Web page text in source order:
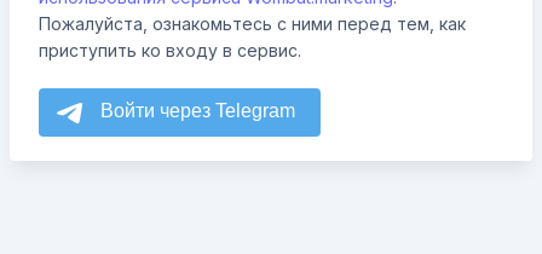
Пожалуйста, ознакомьтесь с ними перед тем, как
приступить ко входу в сервис.